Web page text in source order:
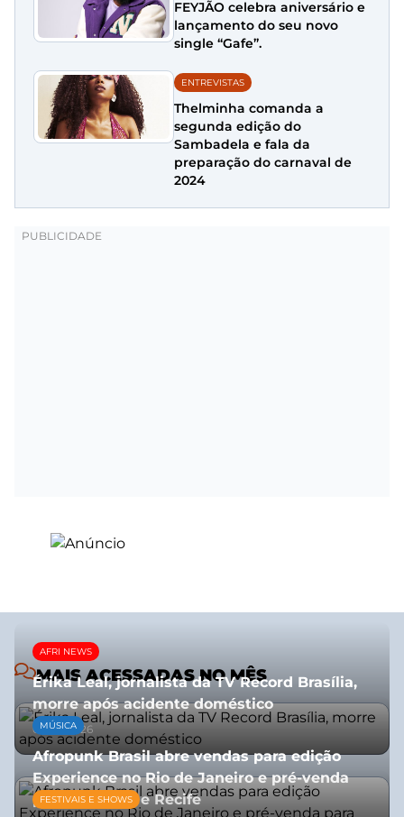
FEYJÃO celebra aniversário e
lançamento do seu novo
single “Gafe”.
ENTREVISTAS
Thelminha comanda a
segunda edição do
Sambadela e fala da
preparação do carnaval de
2024
MAIS ACESSADAS NO MÊS
AFRI NEWS
Érika Leal, jornalista da TV Record Brasília,
morre após acidente doméstico
08/07/2026
MÚSICA
Afropunk Brasil abre vendas para edição
Experience no Rio de Janeiro e pré-venda
para Salvador e Recife
FESTIVAIS E SHOWS